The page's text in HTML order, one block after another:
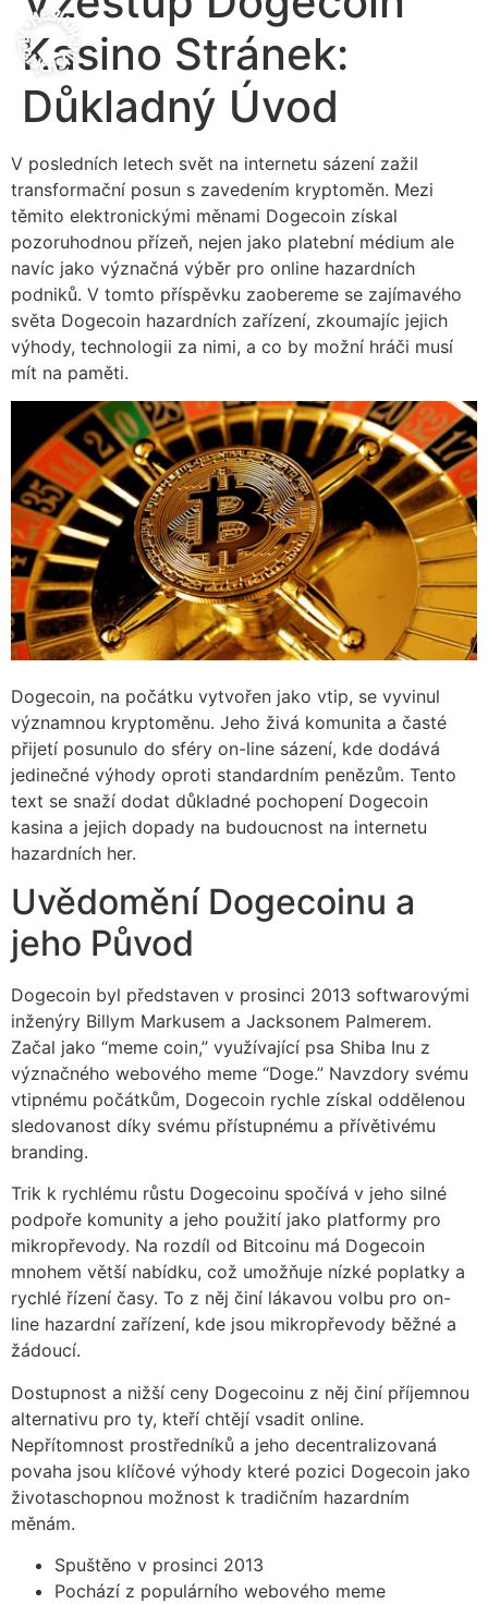
Kasino Stránek:
Důkladný Úvod
V posledních letech svět na internetu sázení zažil
transformační posun s zavedením kryptoměn. Mezi
těmito elektronickými měnami Dogecoin získal
pozoruhodnou přízeň, nejen jako platební médium ale
navíc jako význačná výběr pro online hazardních
podniků. V tomto příspěvku zaobereme se zajímavého
světa Dogecoin hazardních zařízení, zkoumajíc jejich
výhody, technologii za nimi, a co by možní hráči musí
mít na paměti.
Dogecoin, na počátku vytvořen jako vtip, se vyvinul
významnou kryptoměnu. Jeho živá komunita a časté
přijetí posunulo do sféry on-line sázení, kde dodává
jedinečné výhody oproti standardním penězům. Tento
text se snaží dodat důkladné pochopení Dogecoin
kasina a jejich dopady na budoucnost na internetu
hazardních her.
Uvědomění Dogecoinu a
jeho Původ
Dogecoin byl představen v prosinci 2013 softwarovými
inženýry Billym Markusem a Jacksonem Palmerem.
Začal jako “meme coin,” využívající psa Shiba Inu z
význačného webového meme “Doge.” Navzdory svému
vtipnému počátkům, Dogecoin rychle získal oddělenou
sledovanost díky svému přístupnému a přívětivému
branding.
Trik k rychlému růstu Dogecoinu spočívá v jeho silné
podpoře komunity a jeho použití jako platformy pro
mikropřevody. Na rozdíl od Bitcoinu má Dogecoin
mnohem větší nabídku, což umožňuje nízké poplatky a
rychlé řízení časy. To z něj činí lákavou volbu pro on-
line hazardní zařízení, kde jsou mikropřevody běžné a
žádoucí.
Dostupnost a nižší ceny Dogecoinu z něj činí příjemnou
alternativu pro ty, kteří chtějí vsadit online.
Nepřítomnost prostředníků a jeho decentralizovaná
povaha jsou klíčové výhody které pozici Dogecoin jako
životaschopnou možnost k tradičním hazardním
měnám.
Spuštěno v prosinci 2013
Pochází z populárního webového meme